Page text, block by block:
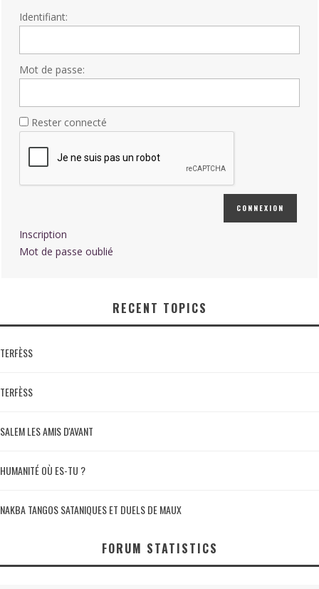
Identifiant:
Mot de passe:
Rester connecté
CONNEXION
Inscription
Mot de passe oublié
RECENT TOPICS
TERFÈSS
TERFÈSS
SALEM LES AMIS D'AVANT
HUMANITÉ OÙ ES-TU ?
NAKBA TANGOS SATANIQUES ET DUELS DE MAUX
FORUM STATISTICS